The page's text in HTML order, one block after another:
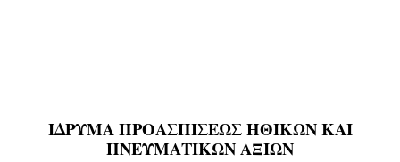
ΙΔΡΥΜΑ ΠΡΟΑΣΠΙΣΕΩΣ ΗΘΙΚΩΝ ΚΑΙ
ΠΝΕΥΜΑΤΙΚΩΝ ΑΞΙΩΝ